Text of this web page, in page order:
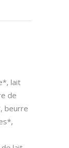
lait
de
beurre